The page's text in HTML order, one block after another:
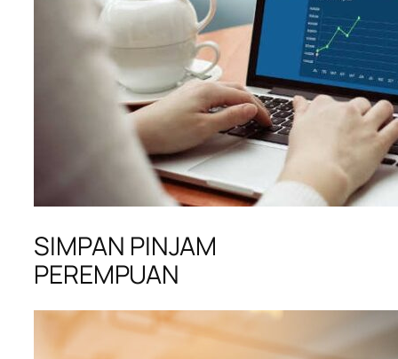
SIMPAN PINJAM
PEREMPUAN